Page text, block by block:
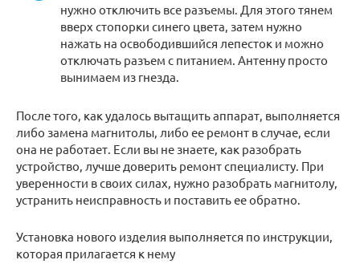
нужно отключить все разъемы. Для этого тянем
вверх стопорки синего цвета, затем нужно
нажать на освободившийся лепесток и можно
отключать разъем с питанием. Антенну просто
вынимаем из гнезда.
После того, как удалось вытащить аппарат, выполняется
либо замена магнитолы, либо ее ремонт в случае, если
она не работает. Если вы не знаете, как разобрать
устройство, лучше доверить ремонт специалисту. При
уверенности в своих силах, нужно разобрать магнитолу,
устранить неисправность и поставить ее обратно.
Установка нового изделия выполняется по инструкции,
которая прилагается к нему